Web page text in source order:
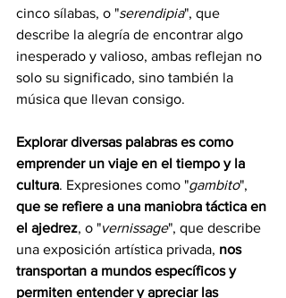
cinco sílabas, o "serendipia", que
describe la alegría de encontrar algo
inesperado y valioso, ambas reflejan no
solo su significado, sino también la
música que llevan consigo.
Explorar diversas palabras es como
emprender un viaje en el tiempo y la
cultura. Expresiones como "gambito",
que se refiere a una maniobra táctica en
el ajedrez, o "vernissage", que describe
una exposición artística privada, nos
transportan a mundos específicos y
permiten entender y apreciar las